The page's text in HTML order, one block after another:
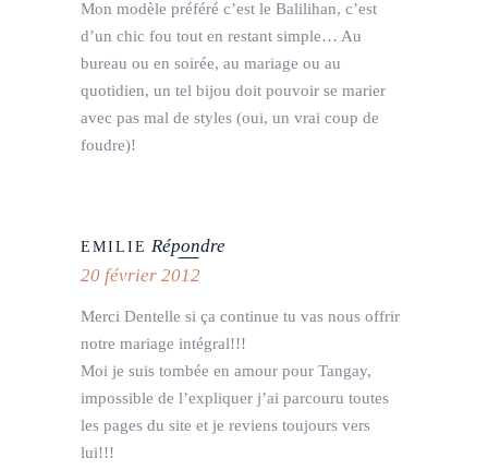
Mon modèle préféré c’est le Balilihan, c’est
d’un chic fou tout en restant simple… Au
bureau ou en soirée, au mariage ou au
quotidien, un tel bijou doit pouvoir se marier
avec pas mal de styles (oui, un vrai coup de
foudre)!
EMILIE Répondre
20 février 2012
Merci Dentelle si ça continue tu vas nous offrir
notre mariage intégral!!!
Moi je suis tombée en amour pour Tangay,
impossible de l’expliquer j’ai parcouru toutes
les pages du site et je reviens toujours vers
lui!!!